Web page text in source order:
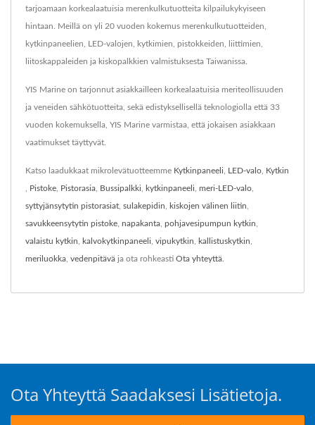
tarjoamaan korkealaatuisia merenkulkutuotteita kilpailukykyiseen
hintaan. Meillä on yli 20 vuoden kokemus merenkulkutuotteiden,
kytkinpaneelien, LED-valojen, kytkimien, pistokkeiden, liittimien,
liitoskappaleiden ja kiskopalkkien valmistuksesta Taiwanissa.
YIS Marine on tarjonnut asiakkailleen korkealaatuisia meriteollisuuden
ja veneiden sähkötuotteita, sekä edistyksellisellä teknologiolla että 33
vuoden kokemuksella, YIS Marine varmistaa, että jokaisen asiakkaan
vaatimukset täyttyvät.
Katso laadukkaat mikrolevätuotteemme Kytkinpaneeli LED-valo Kytkin
Pistoke Pistorasia Bussipalkki kytkinpaneeli meri-LED-valo
syttyjänsytytin pistorasiat sulakepidin kiskojen välinen liitin
savukkeensytytin pistoke napakanta pohjavesipumpun kytkin
valaistu kytkin kalvokytkinpaneeli vipukytkin kallistuskytkin
meriluokka vedenpitävä ja ota rohkeasti Ota yhteyttä
Ota Yhteyttä Saadaksesi Lisätietoja.